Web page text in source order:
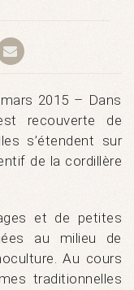
2015 – Dans
recouverte de
s’étendent sur
de la cordillère
et de petites
au milieu de
Au cours
traditionnelles